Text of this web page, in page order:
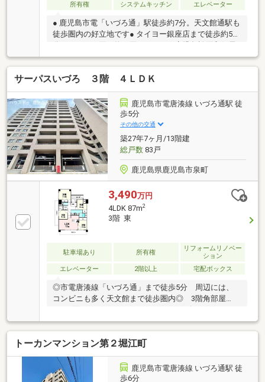
所有権
システムキッチン エレベーター
● 鹿児島市電「いづろ通」駅徒歩約7分。天文館通駅も
徒歩圏内の好立地です● タイヨー銀座店まで徒歩約5
や銀行、病院が徒歩約5分圏内に揃う好環境● バス停
「新町」まで徒歩約3分。市内のアクセスも良好な立
地● 街の賑わいと利便性を享受できる、市街地に近い
住環境です● 79.74㎡のゆとりある住戸で、角部屋なら
ではの2面採光が魅力です● 25・62㎡のL字型バルコニ
ーは通風に優れ開放感があります● 落ち着いた雰囲気
の和室（10畳)を配置。多様な用途に活用可能です● 玄
関収納やTVモニタ付インターホンなど、生活設備が充
実
サーパスいづろ ３階 ４ＬＤＫ
鹿児島市電唐湊線 いづろ通駅 徒
歩5分
その他の交通
築27年7ヶ月/13階建
総戸数83戸
鹿児島県鹿児島市泉町
3,490万円
4LDK 87m2
3階 東
駐車場あり 所有権
リフォームリノベー
ション
エレベーター
2階以上 宅配ボックス
◎市電唐湊線「いづろ通」まで徒歩5分 周辺には、
コンビニも多く天文館まで徒歩圏内◎ 3階角部屋
ニーからは、桜島の眺望が可能です(^^♪室内全面リフ
ォーム済みなので、内装や水回りも新しくなっており
ます。各居室に収納があり、廊下にはファミリークロ
ーゼット◎キッチンのカウンター下も収納になってお
り、リビングには可動棚もあり収納力◎☆ぜひ一度内
覧にお越しください☆
トーカンマンション第２堀江町
鹿児島市電唐湊線 いづろ通駅 徒
歩6分